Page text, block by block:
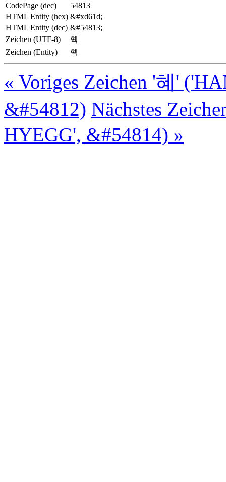
CodePage (dec)
54813
HTML Entity (hex) &#xd61d;
HTML Entity (dec) &#54813;
Zeichen (UTF-8)
혝
Zeichen (Entity)
혝
« Voriges Zeichen '혜'
&#54812) Nächstes
HYEGG', &#54814) »